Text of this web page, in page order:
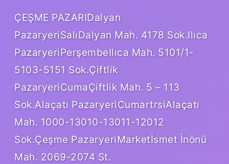
ÇEŞME PAZARIDalyan
PazaryeriSalıDalyan Mah. 4178 Sok.Ilıca
PazaryeriPerşembeIlıca Mah. 5101/1-
5103-5151 Sok.Çiftlik
PazaryeriCumaÇiftlik Mah. 5 – 113
Sok.Alaçatı PazaryeriCumartrsiAlaçatı
Mah. 1000-13010-13011-12012
Sok.Çeşme PazaryeriMarketİsmet İnönü
Mah. 2069-2074 St.